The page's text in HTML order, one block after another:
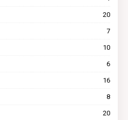
20
7
10
6
16
8
20